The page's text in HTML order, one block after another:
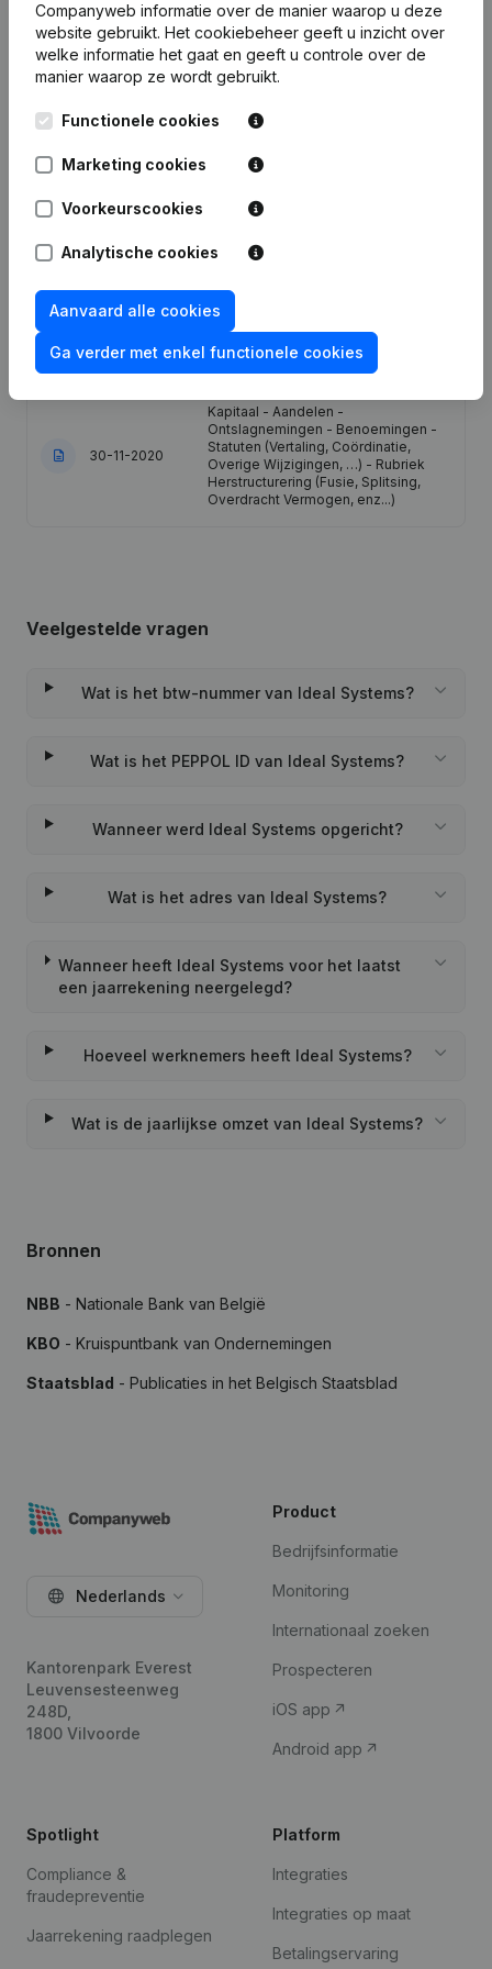
Publicatiesvan Ideal Systems
Ontslagnemingen - Benoemingen
26-08-2025 Ontslagnemingen - Benoemingen
06-05-2025 Ontslagnemingen - Benoemingen
26-09-2023 Ontslagnemingen - Benoemingen
30-11-2020
Kapitaal - Aandelen -
Ontslagnemingen - Benoemingen -
Statuten (Vertaling, Coördinatie,
Overige Wijzigingen, …) - Rubriek
Herstructurering (Fusie, Splitsing,
Overdracht Vermogen, enz...)
Veelgestelde vragen
Wat is het btw-nummer van Ideal Systems?
Wat is het PEPPOL ID van Ideal Systems?
Wanneer werd Ideal Systems opgericht?
Wat is het adres van Ideal Systems?
Wanneer heeft Ideal Systems voor het laatst
een jaarrekening neergelegd?
Hoeveel werknemers heeft Ideal Systems?
Wat is de jaarlijkse omzet van Ideal Systems?
Bronnen
NBB - Nationale Bank van België
KBO - Kruispuntbank van Ondernemingen
Staatsblad - Publicaties in het Belgisch Staatsblad
Companyweb informatie over de manier waarop u deze
website gebruikt. Het cookiebeheer geeft u inzicht over
welke informatie het gaat en geeft u controle over de
manier waarop ze wordt gebruikt.
Functionele cookies
Marketing cookies
Voorkeurscookies
Analytische cookies
Aanvaard alle cookies
Ga verder met enkel functionele cookies
Nederlands
Kantorenpark Everest
Leuvensesteenweg
248D,
1800 Vilvoorde
Product
Bedrijfsinformatie
Monitoring
Internationaal zoeken
Prospecteren
iOS app
Android app
Spotlight
Compliance &
fraudepreventie
Jaarrekening raadplegen
Platform
Integraties
Integraties op maat
Betalingservaring